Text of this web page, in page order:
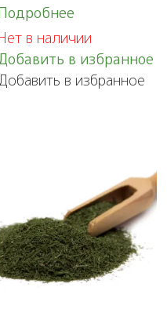
в наличии
в избранное
в избранное